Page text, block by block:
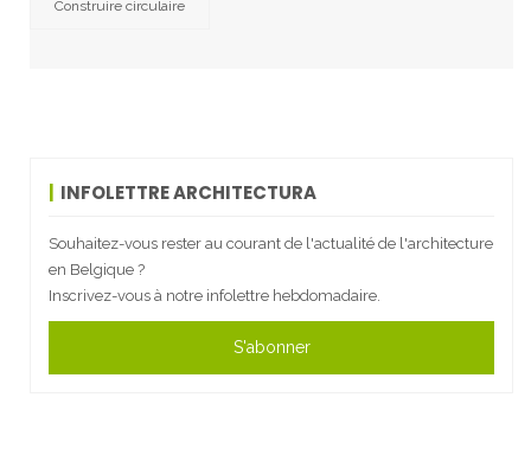
Construire circulaire
INFOLETTRE ARCHITECTURA
Souhaitez-vous rester au courant de l'actualité de l'architecture
en Belgique ?
Inscrivez-vous à notre infolettre hebdomadaire.
S'abonner